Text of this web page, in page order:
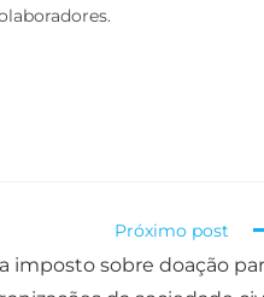
Próximo post
imposto sobre doação